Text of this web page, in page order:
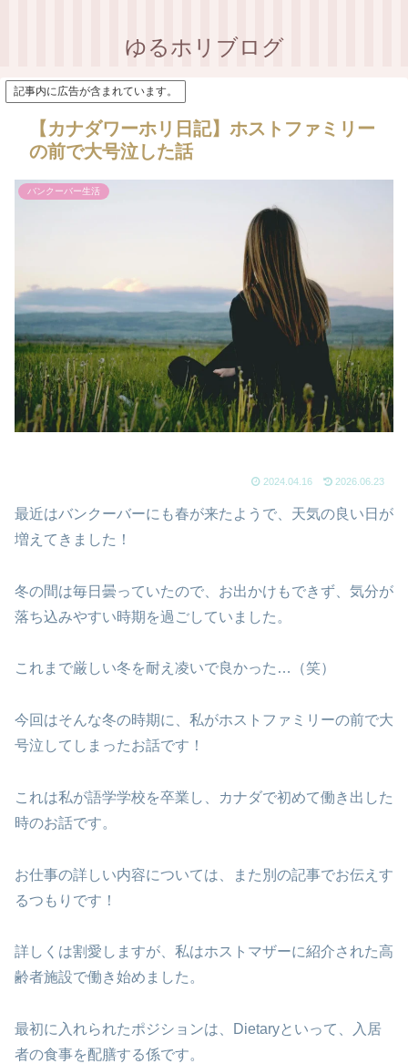
ゆるホリブログ
記事内に広告が含まれています。
【カナダワーホリ日記】ホストファミリー
の前で大号泣した話
バンクーバー生活
2024.04.16 2026.06.23
最近はバンクーバーにも春が来たようで、天気の良い日が
増えてきました！
冬の間は毎日曇っていたので、お出かけもできず、気分が
落ち込みやすい時期を過ごしていました。
これまで厳しい冬を耐え凌いで良かった…（笑）
今回はそんな冬の時期に、私がホストファミリーの前で大
号泣してしまったお話です！
これは私が語学学校を卒業し、カナダで初めて働き出した
時のお話です。
お仕事の詳しい内容については、また別の記事でお伝えす
るつもりです！
詳しくは割愛しますが、私はホストマザーに紹介された高
齢者施設で働き始めました。
最初に入れられたポジションは、Dietaryといって、入居
者の食事を配膳する係です。